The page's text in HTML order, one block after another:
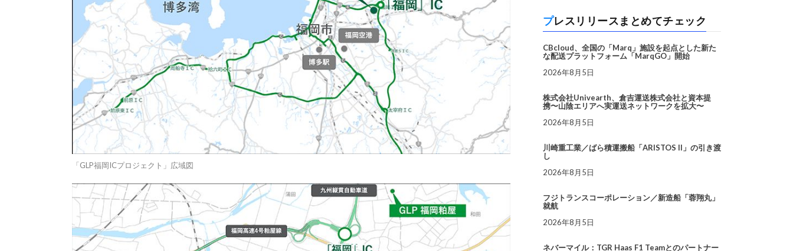
「GLP福岡ICプロジェクト」広域図
プレスリリースまとめてチェック
CBcloud、全国の「Marq」施設を起点とした新た
な配送プラットフォーム「MarqGO」開始
2026年8月5日
株式会社Univearth、倉吉運送株式会社と資本提
携〜山陰エリアへ実運送ネットワークを拡大〜
2026年8月5日
川崎重工業／ばら積運搬船「ARISTOS II」の引き渡
し
2026年8月5日
フジトランスコーポレーション／新造船「蓉翔丸」
就航
2026年8月5日
ネバーマイル：TGR Haas F1 Teamとのパートナー